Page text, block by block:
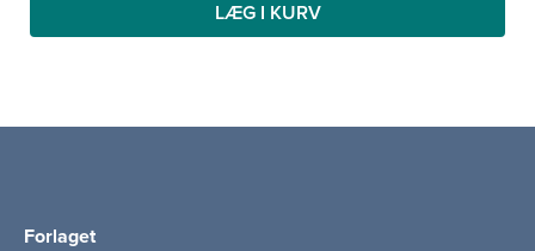
LÆG I KURV
Forlaget